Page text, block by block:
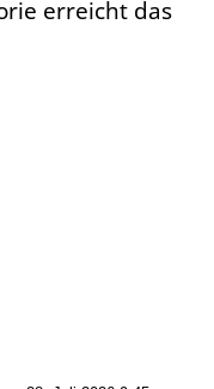
erreicht das